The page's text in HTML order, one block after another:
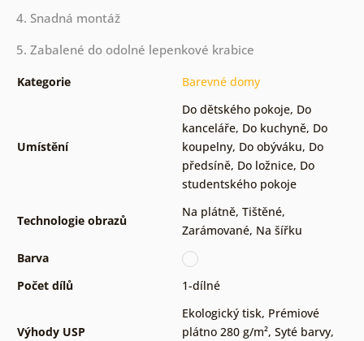
4. Snadná montáž
5. Zabalené do odolné lepenkové krabice
Kategorie Barevné domy
Umístění
Do dětského pokoje, Do
kanceláře, Do kuchyně, Do
koupelny, Do obýváku, Do
předsíně, Do ložnice, Do
studentského pokoje
Technologie obrazů
Na plátně, Tištěné,
Zarámované, Na šířku
Barva
Počet dílů
1-dílné
Výhody USP
Ekologický tisk, Prémiové
plátno 280 g/m², Syté barvy,